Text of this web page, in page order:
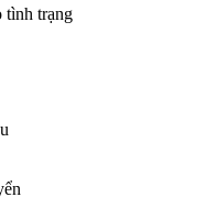
tình trạng